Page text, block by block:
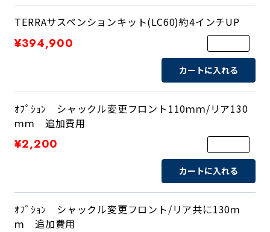
TERRAサスペンションキット(LC60)約4インチUP
¥394,900
カートに入れる
ｵﾌﾟｼｮﾝ シャックル変更フロント110ｍｍ/リア130
ｍｍ 追加費用
¥2,200
カートに入れる
ｵﾌﾟｼｮﾝ シャックル変更フロント/リア共に130ｍ
ｍ 追加費用